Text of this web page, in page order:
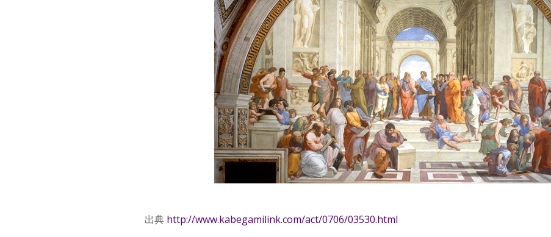
出典 http://www.kabegamilink.com/act/0706/03530.html